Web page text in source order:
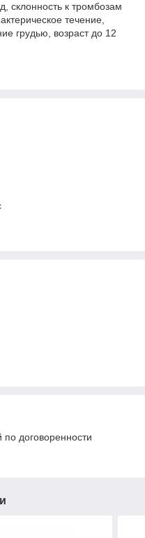
склонность к тромбозам
течение,
грудью, возраст до 12
по договоренности